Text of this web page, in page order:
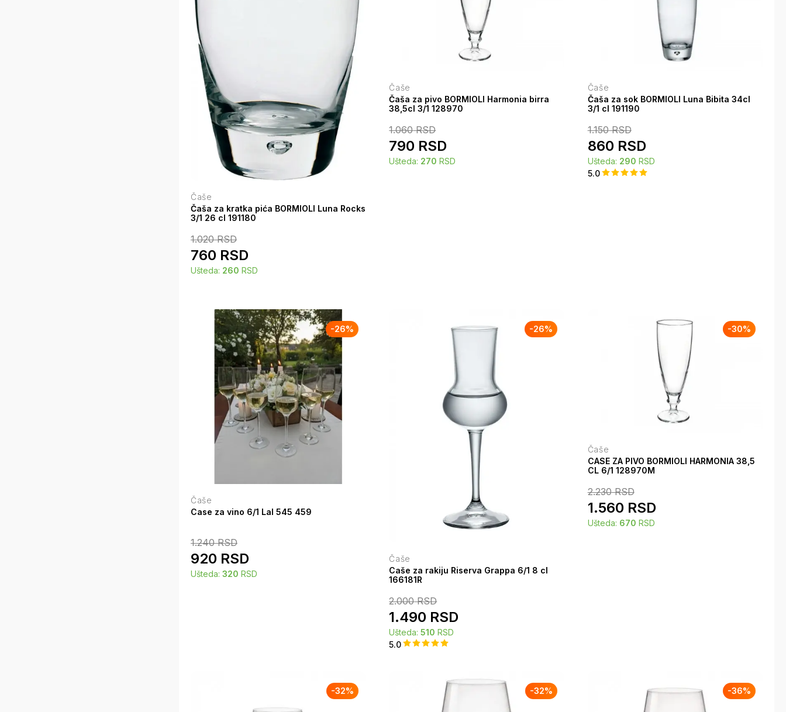
Čaše
Čaša za kratka pića BORMIOLI Luna Rocks
3/1 26 cl 191180
1.020RSD
760 RSD
Ušteda: 260 RSD
Čaše
Čaša za pivo BORMIOLI Harmonia birra
38,5cl 3/1 128970
1.060RSD
790 RSD
Ušteda: 270 RSD
Čaše
Čaša za sok BORMIOLI Luna Bibita 34cl
3/1 cl 191190
5.0
1.150RSD
860 RSD
Ušteda: 290 RSD
-26%
Čaše
Case za vino 6/1 Lal 545 459
1.240RSD
920 RSD
Ušteda: 320 RSD
-26%
Čaše
Caše za rakiju Riserva Grappa 6/1 8 cl
166181R
5.0
2.000RSD
1.490 RSD
Ušteda: 510 RSD
-30%
Čaše
CASE ZA PIVO BORMIOLI HARMONIA 38,5
CL 6/1 128970M
2.230RSD
1.560 RSD
Ušteda: 670 RSD
-32% -32% -36%